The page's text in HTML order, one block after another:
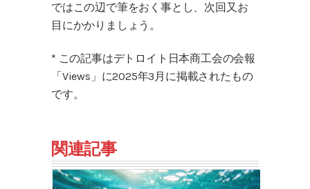
ではこの辺で筆をおく事とし、次回又お
目にかかりましょう。
* この記事はデトロイト日本商工会の会報
「Views」に2025年3月に掲載されたもの
です。
関連記事